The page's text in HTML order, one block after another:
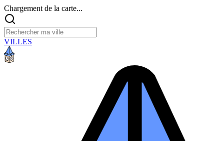
Chargement de la carte...
VILLES